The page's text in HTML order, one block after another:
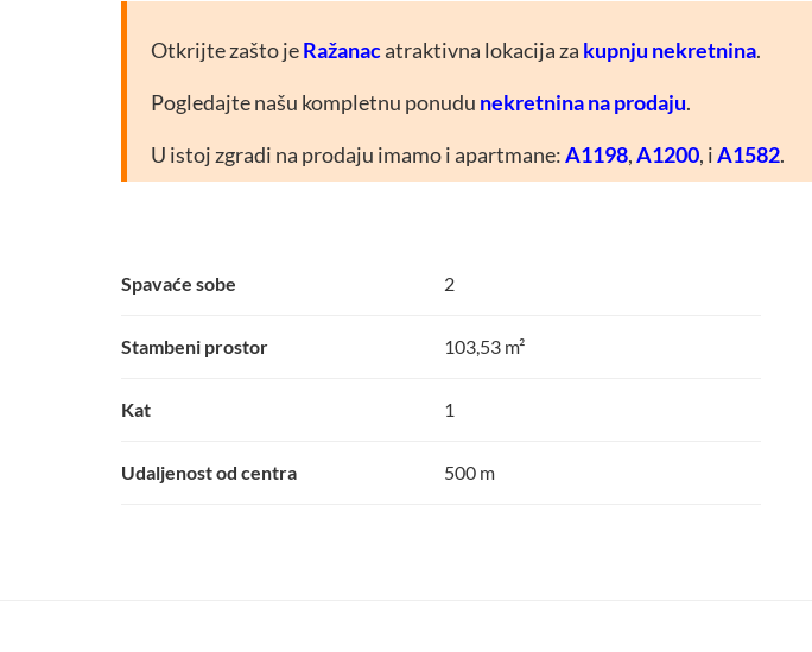
Otkrijte zašto jeRažanacatraktivna lokacija za kupnju nekretnina.
Pogledajte našu kompletnu ponudu nekretnina na prodaju.
U istoj zgradi na prodaju imamo i apartmane:A1198,A1200, iA1582.
Spavaće sobe 2
Stambeni prostor 103,53 m²
Kat 1
Udaljenost od centra 500 m